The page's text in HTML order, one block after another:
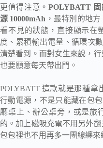
更值得注意。POLYBATT
源 10000mAh ，最特別的地
看不見的狀態，直接顯示在
度、累積輸出電量、循環次
清楚看到。而對女生來說，行
也要願意每天帶出門。
POLYBATT 這款就是那種拿
行動電源， 不是只能藏在包
廳桌上、辦公桌旁，或是旅
的。加上磁吸充電不用另外
包包裡也不用再多一團線纏來